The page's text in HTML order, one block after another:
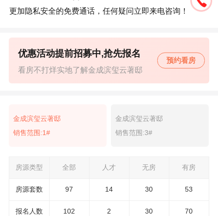
更加隐私安全的免费通话，任何疑问立即来电咨询！
看房不打烊实地了解金成滨玺云著邸
优惠活动提前招募中,抢先报名
预约看房
金成滨玺云著邸
销售范围:1#
金成滨玺云著邸
销售范围:3#
房源类型 全部 人才 无房 有房
房源套数 97 14 30 53
报名 人数 102 2 30 70